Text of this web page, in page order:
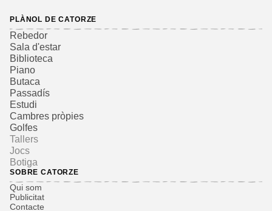
PLÀNOL DE CATORZE
Rebedor
Sala d'estar
Biblioteca
Piano
Butaca
Passadís
Estudi
Cambres pròpies
Golfes
Tallers
Jocs
Botiga
SOBRE CATORZE
Qui som
Publicitat
Contacte